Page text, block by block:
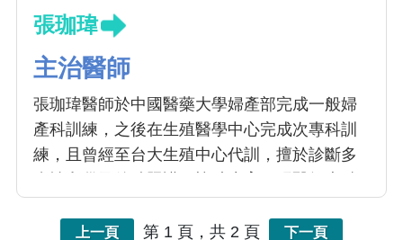
張珈瑋
主治醫師
張珈瑋醫師於中國醫藥大學婦產部完成一般婦
產科訓練，之後在生殖醫學中心完成次專科訓
練，且曾經至台大生殖中心代訓，擅於診斷多
成生育的夢想。若同時合併許多婦科問題，也
上一頁 第 1 頁，共 2 頁 下一頁